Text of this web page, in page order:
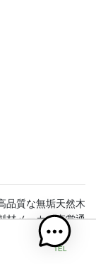
品質な無垢天然木
材メーカー直営通
平板・耳付き板・
品質な広葉樹・
TEL